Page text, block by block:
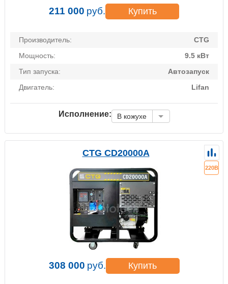
211 000 руб. Купить
Производитель:
CTG
Мощность:
9.5 кВт
Тип запуска:
Автозапуск
Двигатель:
Lifan
Исполнение: В кожухе
CTG CD20000A
220В
308 000 руб. Купить